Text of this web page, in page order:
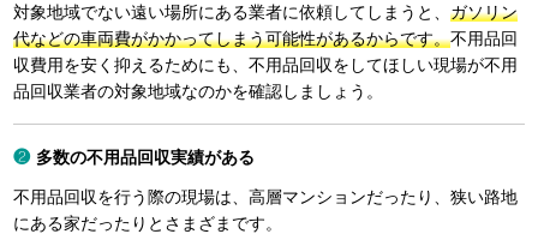
対象地域でない遠い場所にある業者に依頼してしまうと、ガソリン
代などの車両費がかかってしまう可能性があるからです。不用品回
収費用を安く抑えるためにも、不用品回収をしてほしい現場が不用
品回収業者の対象地域なのかを確認しましょう。
多数の不用品回収実績がある
不用品回収を行う際の現場は、高層マンションだったり、狭い路地
にある家だったりとさまざまです。